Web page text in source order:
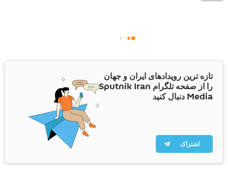
تازه ترین رویدادهای ایران و جهان
را از صفحه تلگرام Sputnik Iran
Media دنبال کنید
اشتراک